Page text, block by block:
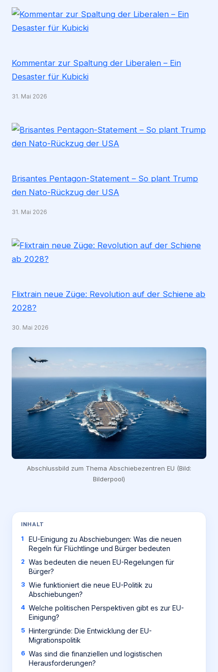
Kommentar zur Spaltung der Liberalen – Ein
Desaster für Kubicki
31. Mai 2026
Brisantes Pentagon-Statement – So plant Trump
den Nato-Rückzug der USA
31. Mai 2026
Flixtrain neue Züge: Revolution auf der Schiene ab
2028?
30. Mai 2026
Abschlussbild zum Thema Abschiebezentren EU (Bild:
Bilderpool)
INHALT
EU-Einigung zu Abschiebungen: Was die neuen
Regeln für Flüchtlinge und Bürger bedeuten
Was bedeuten die neuen EU-Regelungen für
Bürger?
Wie funktioniert die neue EU-Politik zu
Abschiebungen?
Welche politischen Perspektiven gibt es zur EU-
Einigung?
Hintergründe: Die Entwicklung der EU-
Migrationspolitik
Was sind die finanziellen und logistischen
Herausforderungen?